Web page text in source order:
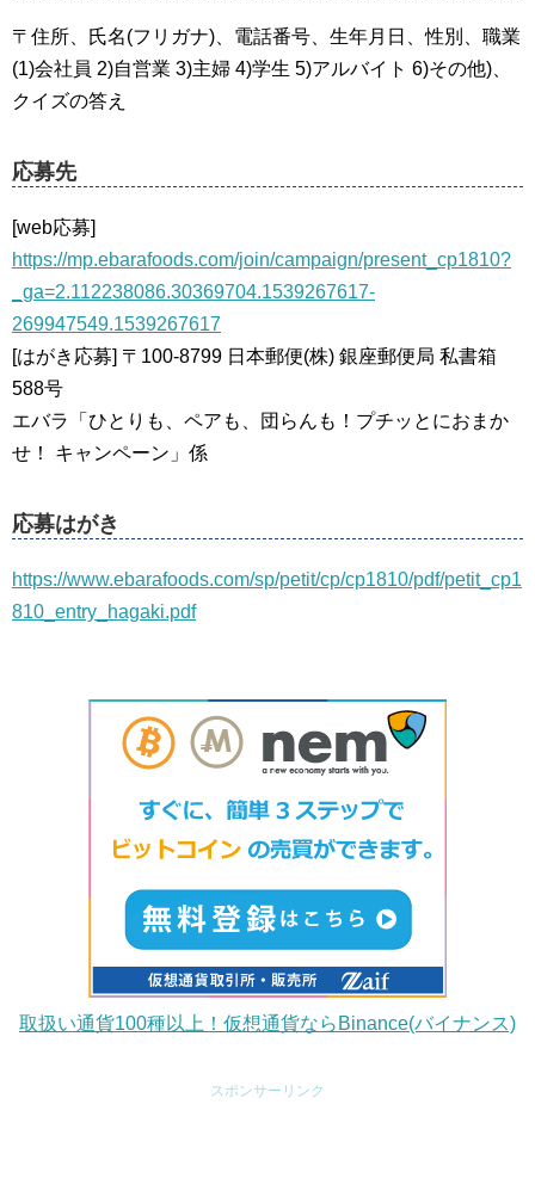
〒住所、氏名(フリガナ)、電話番号、生年月日、性別、職業
(1)会社員 2)自営業 3)主婦 4)学生 5)アルバイト 6)その他)、
クイズの答え
応募先
[web応募]
https://mp.ebarafoods.com/join/campaign/present_cp1810?
_ga=2.112238086.30369704.1539267617-
269947549.1539267617
[はがき応募] 〒100-8799 日本郵便(株) 銀座郵便局 私書箱
588号
エバラ「ひとりも、ペアも、団らんも！プチッとにおまか
せ！ キャンペーン」係
応募はがき
https://www.ebarafoods.com/sp/petit/cp/cp1810/pdf/petit_cp1
810_entry_hagaki.pdf
取扱い通貨100種以上！仮想通貨ならBinance(バイナンス)
スポンサーリンク